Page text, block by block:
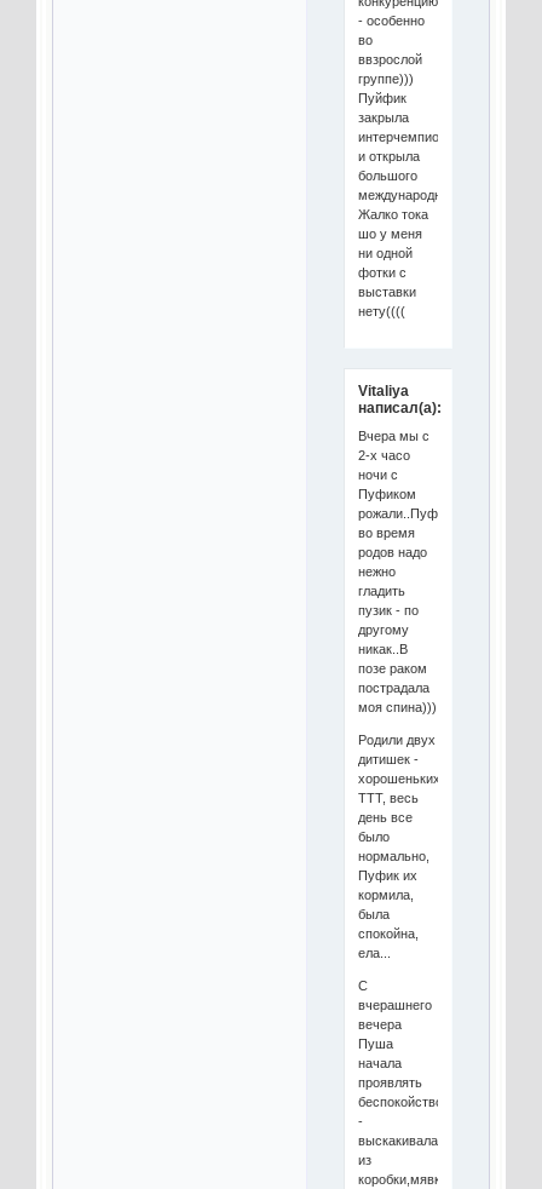
- особенно
во
ввзрослой
группе)))
Пуйфик
закрыла
интерчемпиона
и открыла
большого
международного)))
Жалко тока
шо у меня
ни одной
фотки с
выставки
нету((((
Vitaliya
написал(а):
Вчера мы с
2-х часо
ночи с
Пуфиком
рожали..Пуфику
во время
родов надо
нежно
гладить
пузик - по
другому
никак..В
позе раком
пострадала
моя спина)))
Родили двух
дитишек -
хорошеньких
ТТТ, весь
день все
было
нормально,
Пуфик их
кормила,
была
спокойна,
ела...
С
вчерашнего
вечера
Пуша
начала
проявлять
беспокойство
-
выскакивала
из
коробки,мявкала